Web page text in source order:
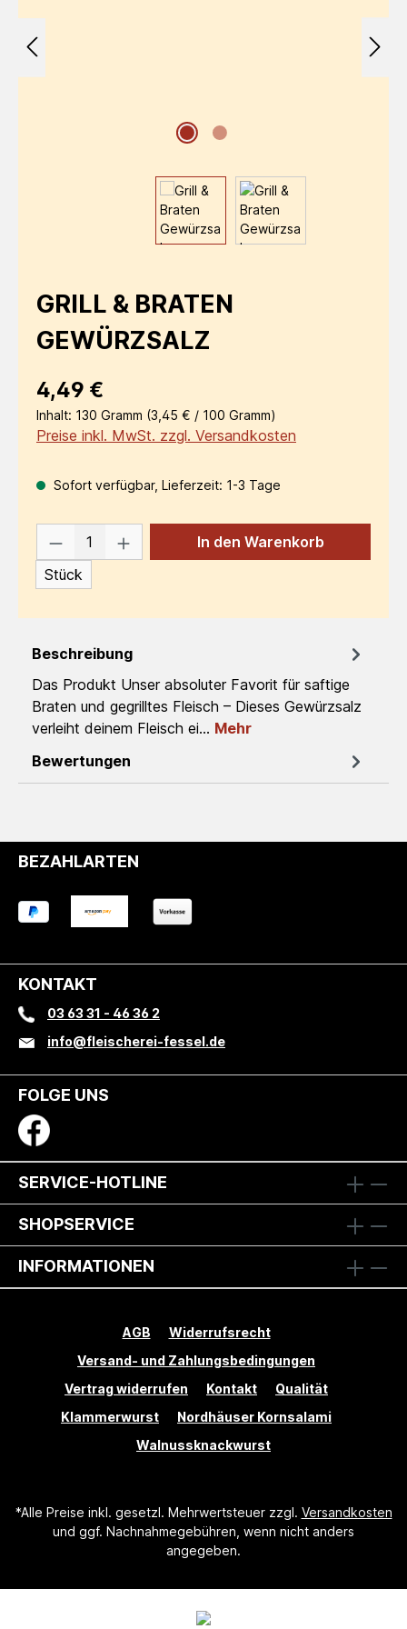
GRILL & BRATEN
GEWÜRZSALZ
Regulärer Preis:
4,49 €
Inhalt: 130 Gramm (3,45 € / 100 Gramm)
Preise inkl. MwSt. zzgl. Versandkosten
Sofort verfügbar, Lieferzeit: 1-3 Tage
Produkt Anzahl: Gib den
Stück
In den Warenkorb
Beschreibung
Das Produkt Unser absoluter Favorit für saftige
Braten und gegrilltes Fleisch – Dieses Gewürzsalz
verleiht deinem Fleisch ei… Mehr
Bewertungen
BEZAHLARTEN
KONTAKT
03 63 31 - 46 36 2
info@fleischerei-fessel.de
FOLGE UNS
SERVICE-HOTLINE
SHOPSERVICE
INFORMATIONEN
AGB
Widerrufsrecht
Versand- und Zahlungsbedingungen
Vertrag widerrufen
Kontakt
Qualität
Klammerwurst
Nordhäuser Kornsalami
Walnussknackwurst
*Alle Preise inkl. gesetzl. Mehrwertsteuer zzgl. Versandkosten
und ggf. Nachnahmegebühren, wenn nicht anders
angegeben.